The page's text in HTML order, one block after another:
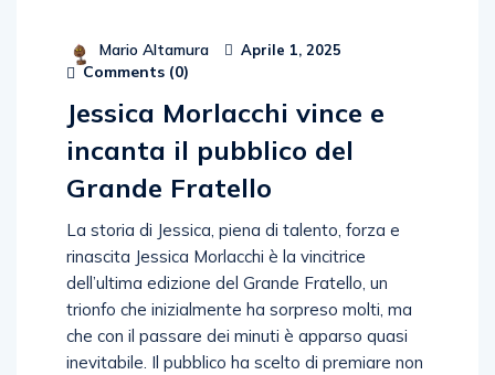
Mario Altamura Aprile 1, 2025
Comments (0)
Jessica Morlacchi vince e
incanta il pubblico del
Grande Fratello
La storia di Jessica, piena di talento, forza e
rinascita Jessica Morlacchi è la vincitrice
dell’ultima edizione del Grande Fratello, un
trionfo che inizialmente ha sorpreso molti, ma
che con il passare dei minuti è apparso quasi
inevitabile. Il pubblico ha scelto di premiare non